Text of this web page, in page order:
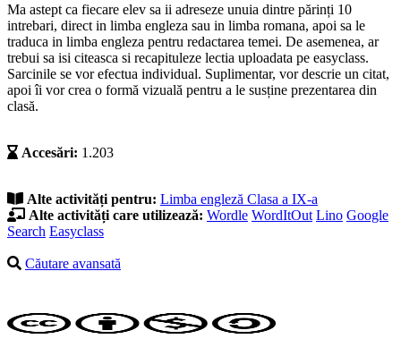
Ma astept ca fiecare elev sa ii adreseze unuia dintre părinți 10
intrebari, direct in limba engleza sau in limba romana, apoi sa le
traduca in limba engleza pentru redactarea temei. De asemenea, ar
trebui sa isi citeasca si recapituleze lectia uploadata pe easyclass.
Sarcinile se vor efectua individual. Suplimentar, vor descrie un citat,
apoi îi vor crea o formă vizuală pentru a le susține prezentarea din
clasă.
Accesări: 1.203
Alte activități pentru: Limba engleză Clasa a IX-a
Alte activități care utilizează: Wordle WordItOut Lino Google
Search Easyclass
Căutare avansată